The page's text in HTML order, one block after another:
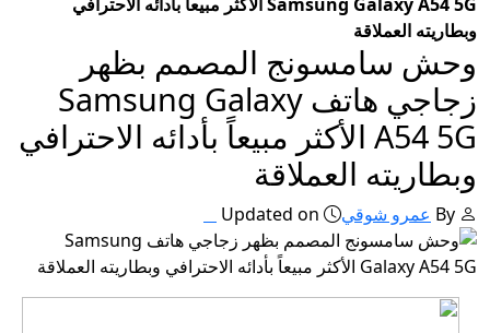
وبطاريته العملاقة
وحش سامسونج المصمم بظهر
زجاجي هاتف Samsung Galaxy
A54 5G الأكثر مبيعاً بأدائه الاحترافي
وبطاريته العملاقة
By عمرو شوقي Updated on